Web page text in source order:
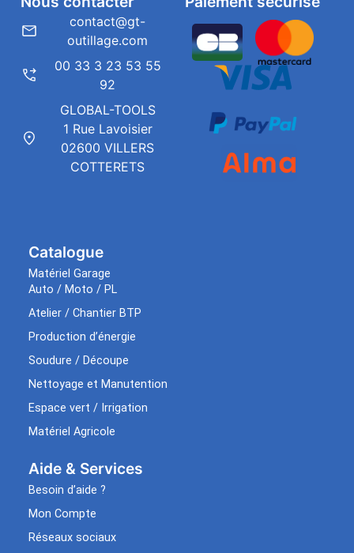
Catalogue
Matériel Garage
Auto / Moto / PL
Atelier / Chantier BTP
Production d’énergie
Soudure / Découpe
Nettoyage et Manutention
Espace vert / Irrigation
Matériel Agricole
Aide & Services​
Besoin d’aide ?
Mon Compte
Réseaux sociaux
contact@gt-
outillage.com
00 33 3 23 53 55
92
GLOBAL-TOOLS
1 Rue Lavoisier
02600 VILLERS
COTTERETS